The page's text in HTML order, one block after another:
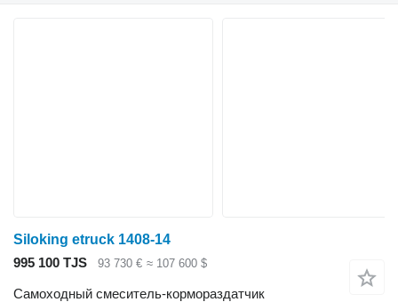
Siloking etruck 1408-14
995 100 TJS
93 730 € ≈ 107 600 $
Самоходный смеситель-кормораздатчик